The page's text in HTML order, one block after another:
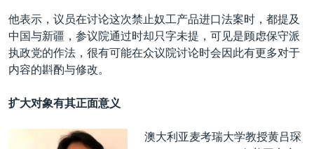
他表示，议员在讨论这次禁止奴工产品进口法案时，都提及
中国与新疆，参议院通过时却只字未提，可见是顾虑保守派
执政党的作法，很有可能在众议院讨论时会因此有更多对于
内容的斟酌与修改。
扩大对象有其正面意义
澳大利亚麦考瑞大学教授黄吕琛